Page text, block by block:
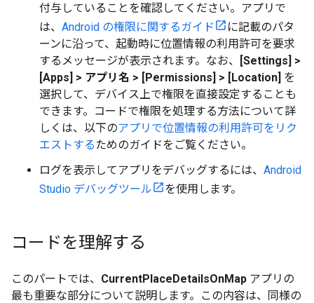
付与していることを確認してください。アプリで
は、 Android の権限に関するガイド
に記載のパタ
ーンに沿って、起動時に位置情報の利用許可を要求
するメッセージが表示されます。なお、
[Settings] >
[Apps] > アプリ名 > [Permissions] > [Location] を
選択して、デバイス上で権限を直接設定することも
できます。コードで権限を処理する方法について詳
しくは、以下のアプリで位置情報の利用許可をリク
エストする ためのガイドをご覧ください。
ログを表示してアプリをデバッグするには、 Android
Studio デバッグツール
を使用します。
コードを理解する
このパートでは、 CurrentPlaceDetailsOnMap アプリの
最も重要な部分について説明します。この内容は、同様の